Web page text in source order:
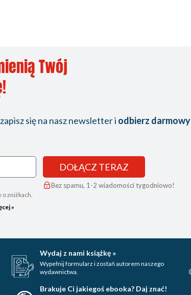
Twój
się na nasz newsletter i odbierz darmowy
zniżkach,
»
DOŁĄCZ TERAZ
Bez spamu, 1-2 wiadomości tygodniowo!
Wydaj z nami książkę »
Wypełnij formularz i zostań autorem naszego
wydawnictwa.
Brakuje Ci jakiegoś ebooka? Daj znać!